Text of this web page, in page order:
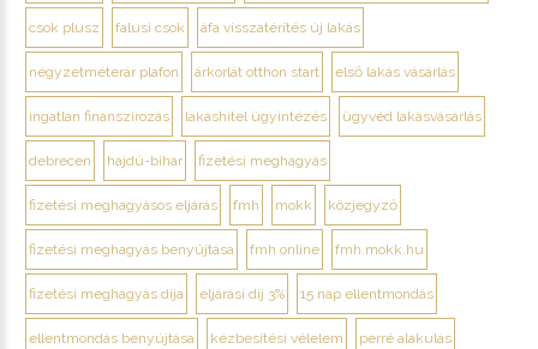
csok plusz falusi csok áfa visszatérítés új lakás
négyzetméterár plafon árkorlát otthon start első lakás vásárlás
ingatlan finanszírozás lakáshitel ügyintézés ügyvéd lakásvásárlás
debrecen hajdú-bihar fizetési meghagyás
fizetési meghagyásos eljárás fmh mokk közjegyző
fizetési meghagyás benyújtása fmh online fmh.mokk.hu
fizetési meghagyás díja eljárási díj 3% 15 nap ellentmondás
ellentmondás benyújtása kézbesítési vélelem perré alakulás